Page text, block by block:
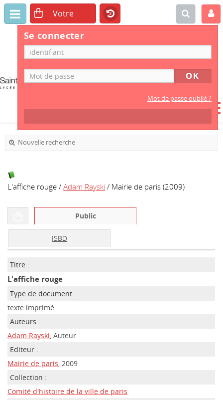
CDI
LYCÉE GÉNÉRAL
ET
TECHNOLOGIQUE
Se connecter
Mot de passe oublié ?
Nouvelle recherche
L'affiche rouge/Adam Rayski / Mairie de paris (2009)
Public
ISBD
Titre :
L'affiche rouge
Type de document :
texte imprimé
Auteurs :
Adam Rayski, Auteur
Editeur :
Mairie de paris, 2009
Collection :
Comité d'histoire de la ville de paris